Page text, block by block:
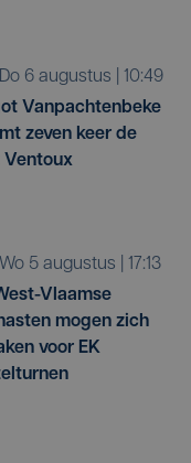
do 6 augustus | 10:49
Vanpachtenbeke
zeven keer de
Ventoux
wo 5 augustus | 17:13
Vlaamse
mogen zich
voor EK